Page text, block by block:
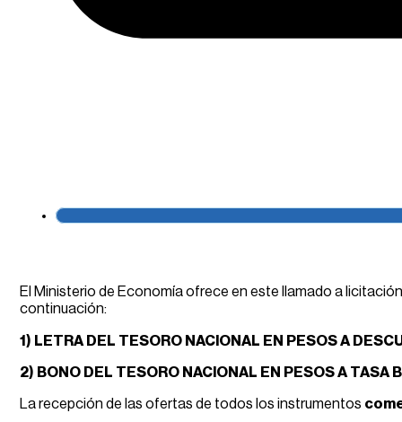
El Ministerio de Economía ofrece en este llamado a
continuación:
1) LETRA DEL TESORO NACIONAL EN PESOS A
2) BONO DEL TESORO NACIONAL EN PESOS A
La recepción de las ofertas de todos los instrumentos